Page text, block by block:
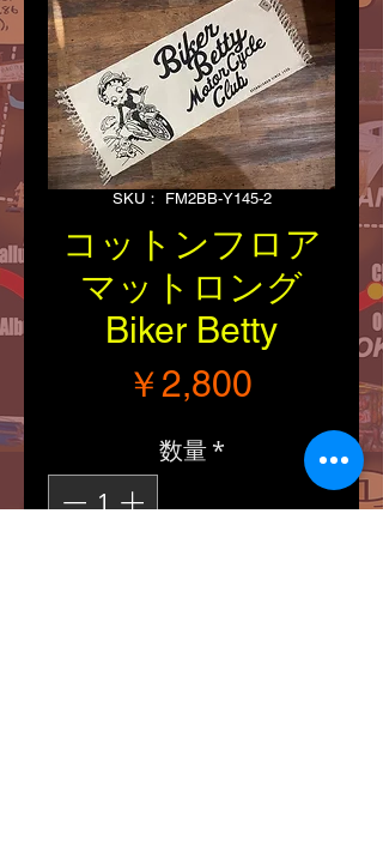
SKU： FM2BB-Y145-2
コットンフロア
マットロング
Biker Betty
￥2,800価格
数量 *